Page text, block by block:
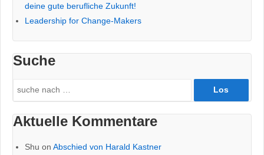
deine gute berufliche Zukunft!
Leadership for Change-Makers
Suche
Search
for:
Aktuelle Kommentare
Shu on Abschied von Harald Kastner